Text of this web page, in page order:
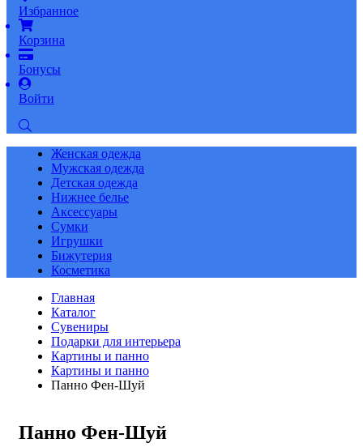
Избранное
Корзина
Бонусы
Войти
Женская одежда
Мужская одежда
Детская одежда
Нижнее белье
Аксессуары
Сумки
Игрушки
Бижутерия
Косметика
Главная
Каталог
Сувениры
Подарки для интерьера
Картины и панно
Картины и панно
Панно Фен-Шуй
Панно Фен-Шуй